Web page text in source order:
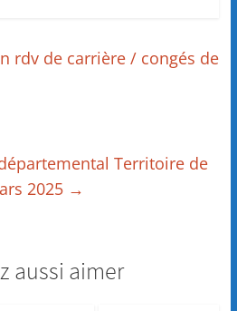
rdv de carrière / congés de
Territoire de
2025 →
aussi aimer